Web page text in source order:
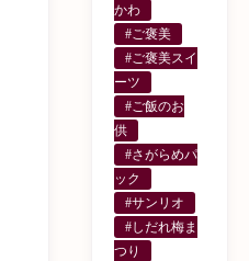
かわ
#ご褒美
#ご褒美スイ
ーツ
#ご飯のお
供
#さがらめパ
ック
#サンリオ
#しだれ梅ま
つり